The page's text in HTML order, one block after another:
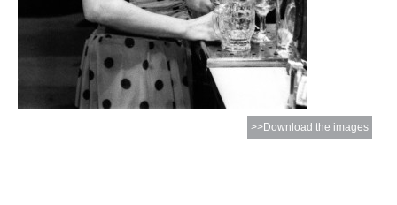
>>Download the images